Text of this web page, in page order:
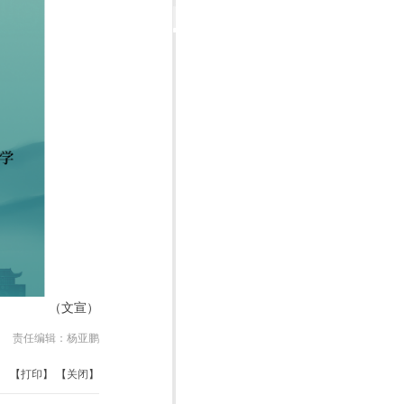
（文宣）
责任编辑： 杨亚鹏
【打印 】 【 关闭 】